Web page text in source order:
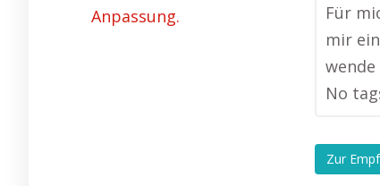
Für
mir
No
Zur